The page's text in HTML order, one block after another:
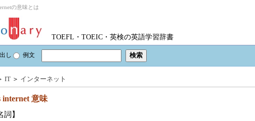
の意味とは
TOEFL・TOEIC・英検の英語学習辞書
し 例文
IT ＞ インターネット
internet 意味
詞】